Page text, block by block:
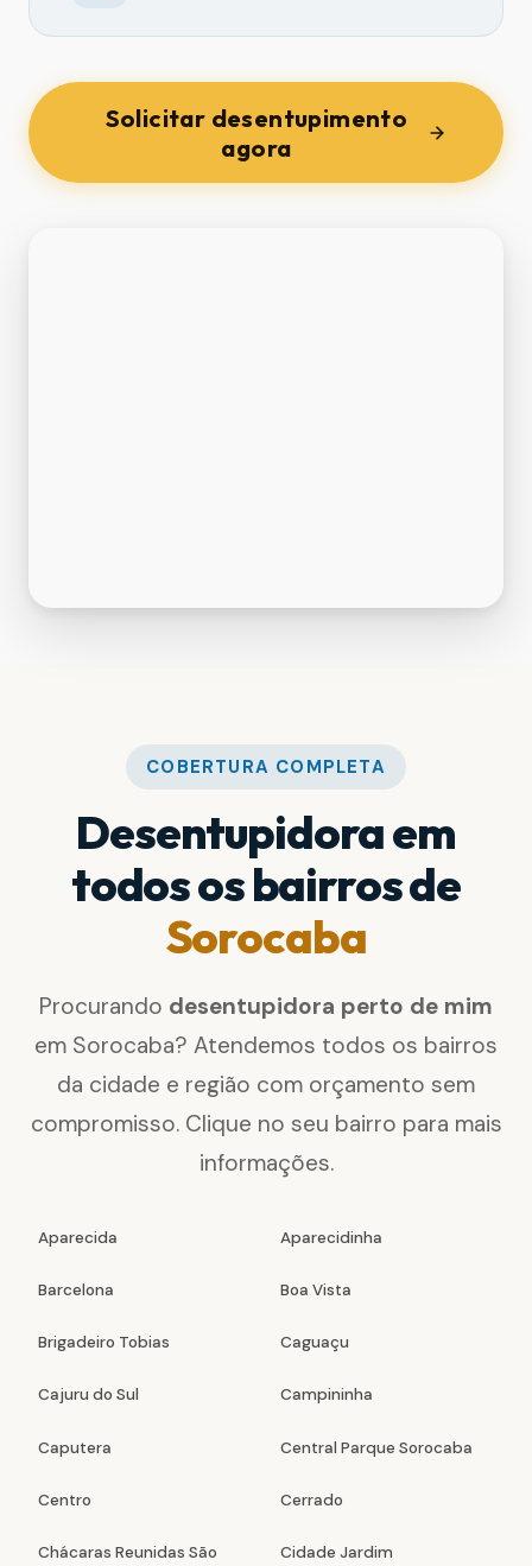
Solicitar desentupimento
agora
COBERTURA COMPLETA
Desentupidora em
todos os bairros de
Sorocaba
Procurando desentupidora perto de mim
em Sorocaba? Atendemos todos os bairros
da cidade e região com orçamento sem
compromisso. Clique no seu bairro para mais
informações.
Aparecida Aparecidinha
Barcelona Boa Vista
Brigadeiro Tobias Caguaçu
Cajuru do Sul Campininha
Caputera Central Parque Sorocaba
Centro Cerrado
Chácaras Reunidas São Cidade Jardim